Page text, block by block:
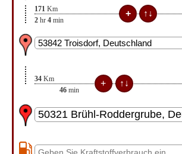
171 Km
2 hr 4 min
34 Km
46 min